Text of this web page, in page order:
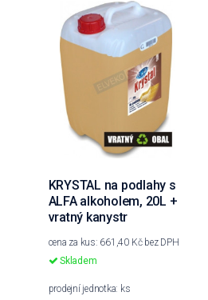
KRYSTAL na podlahy s
ALFA alkoholem, 20L +
vratný kanystr
cena za kus: 661,40 Kč bez DPH
Skladem
prodejní jednotka: ks